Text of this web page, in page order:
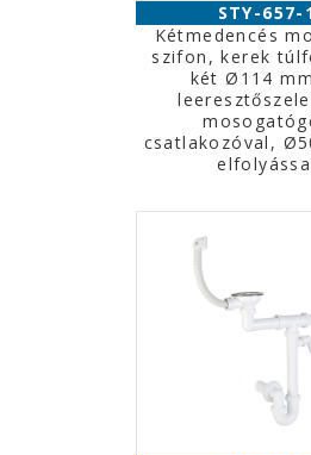
STY-657-
Kétmedencés
szifon, kerek
két Ø114
csatlakozóval,